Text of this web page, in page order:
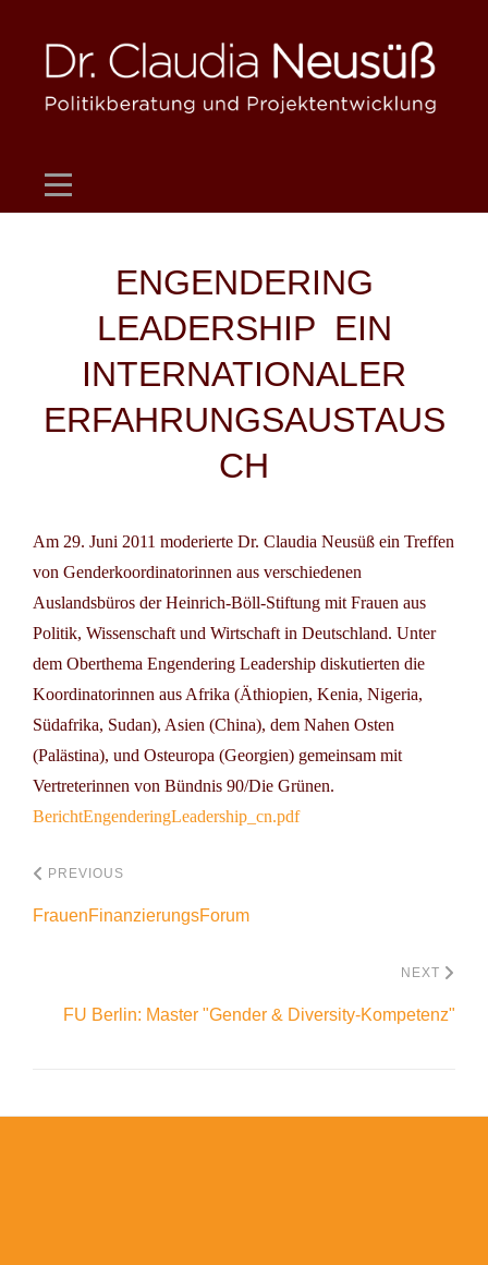
content
ENGENDERING
LEADERSHIP  EIN
INTERNATIONALER
ERFAHRUNGSAUSTAUS
CH
Am 29. Juni 2011 moderierte Dr. Claudia Neusüß ein Treffen
von Genderkoordinatorinnen aus verschiedenen
Auslandsbüros der Heinrich-Böll-Stiftung mit Frauen aus
Politik, Wissenschaft und Wirtschaft in Deutschland. Unter
dem Oberthema Engendering Leadership diskutierten die
Koordinatorinnen aus Afrika (Äthiopien, Kenia, Nigeria,
Südafrika, Sudan), Asien (China), dem Nahen Osten
(Palästina), und Osteuropa (Georgien) gemeinsam mit
Vertreterinnen von Bündnis 90/Die Grünen.
BerichtEngenderingLeadership_cn.pdf
Beitragsnavigation
PREVIOUS
FrauenFinanzierungsForum
NEXT
FU Berlin: Master "Gender & Diversity-Kompetenz"